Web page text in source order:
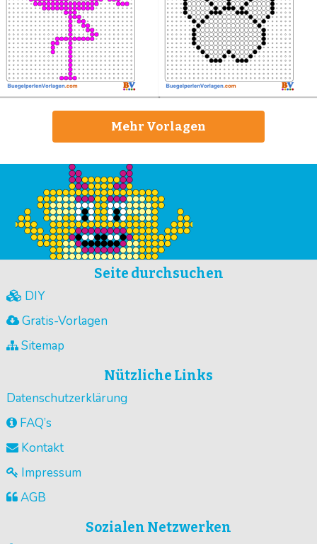
Mehr Vorlagen
Seite durchsuchen
DIY
Gratis-Vorlagen
Sitemap
Nützliche Links
Datenschutzerklärung
FAQ’s
Kontakt
Impressum
AGB
Sozialen Netzwerken